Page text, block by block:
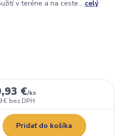
v teréne a na ceste... celý
€/ks
€ bez DPH
Pridať do košíka